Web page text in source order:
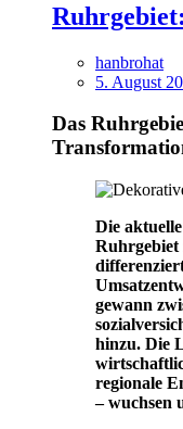
hanbrohat
5. August
Das
Die
Ruhrgebiet
gewann
hinzu. Die
regionale
– wuchsen